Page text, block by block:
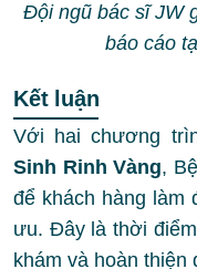
Đội ngũ bác sĩ JW
báo cáo
Kết luận
Với hai chương
Sinh Rinh Vàng,
để khách hàng làm
ưu. Đây là thời
khám và hoàn